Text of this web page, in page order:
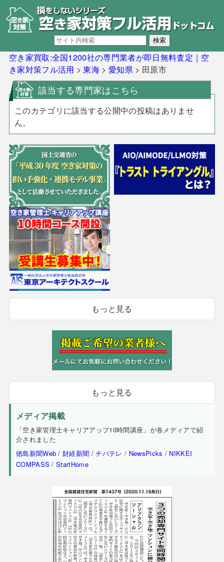
空き家買取:全国1200社の専門業者が即日無料査定｜空
き家対策フル活用 >東海 >愛知県 > 田原市
該当する専門家はこちら
このカテゴリに該当する公開中の投稿はありませ
ん。
もっと見る
もっと見る
メディア掲載
「空き家管理士キャリアアップ10時間講座」が各メディアで紹
介されました
徳島新聞Web / 財経新聞 /チバテレ / NewsPicks / NIKKEI
COMPASS /StartHome